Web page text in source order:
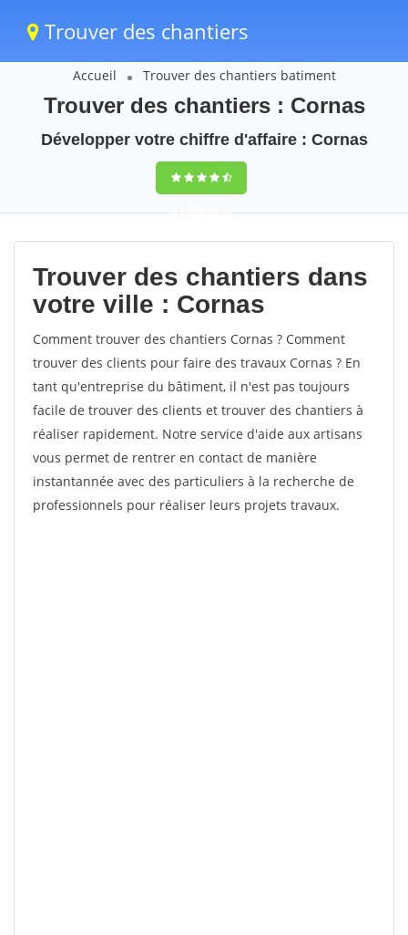
Trouver des chantiers
Accueil Trouver des chantiers batiment
Trouver des chantiers : Cornas
Développer votre chiffre d'affaire : Cornas
9,5(100%)39
votes
Trouver des chantiers dans
votre ville : Cornas
Comment trouver des chantiers Cornas ? Comment
trouver des clients pour faire des travaux Cornas ? En
tant qu'entreprise du bâtiment, il n'est pas toujours
facile de trouver des clients et trouver des chantiers à
réaliser rapidement. Notre service d'aide aux artisans
vous permet de rentrer en contact de manière
instantannée avec des particuliers à la recherche de
professionnels pour réaliser leurs projets travaux.